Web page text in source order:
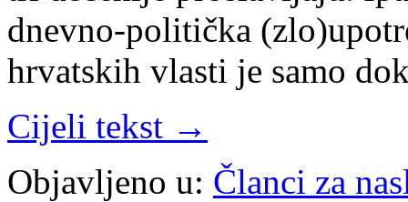
dnevno-politička
hrvatskih vlasti je samo
Cijeli tekst →
Objavljeno u: Članci za